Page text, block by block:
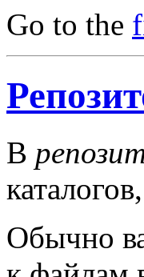
Go to the
В
Обычно